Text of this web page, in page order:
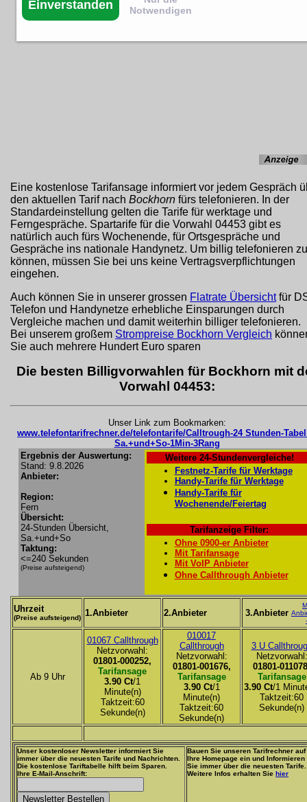
Eine kostenlose Tarifansage informiert vor jedem Gespräch
den aktuellen Tarif nach Bockhorn fürs telefonieren. In der
Standardeinstellung gelten die Tarife für werktage und
Ferngespräche. Spartarife für die Vorwahl 04453 gibt es
natürlich auch fürs Wochenende, für Ortsgespräche und
Gespräche ins nationale Handynetz. Um billig telefonieren zu
können, müssen Sie bei uns keine Vertragsverpflichtungen
eingehen.
Auch können Sie in unserer grossen Flatrate Übersichtfür
Telefon und Handynetze erhebliche Einsparungen durch
Vergleiche machen und damit weiterhin billiger telefonieren.
Bei unserem großem Strompreise Bockhorn Vergleich
Sie auch mehrere Hundert Euro sparen
Die besten Billigvorwahlen für Bockhorn mit
Vorwahl 04453:
Unser Link zum Bookmarken:
www.telefontarifrechner.de/telefontarife/Calltrough-24 Stunden-
Sa.+und+So-1Min-3Rang
Ergebnis der Auswertung:
Stand: 9.8.2026
Anbieter:
Region:
Fern
Übersicht:
24-Stunden Übersicht,
Sa.+und+So
Taktung:
<=240 Sekunden
(Preise aufsteigend)
Weitere 24-Stundenvergleiche!
Festnetz-Tarife für Werktage
Handy-Tarife für Werktage
Handy-Tarife für
Wochenende/Feiertag
Tarifanzeige Filter:
Ohne 0900-er Anbieter
Mit Tarifansage
Mit VoIP Anbieter
Ohne Callthrough Anbieter
Uhrzeit
(Preise aufsteigend) 1.Anbieter 2.Anbieter 3.Anbieter
Ab 9 Uhr
01067 Callthrough
Netzvorwahl:
01801-000252,
Tarifansage
3.90 Ct/1
Minute(n)
Taktzeit:60
Sekunde(n)
010017
Callthrough
Netzvorwahl:
01801-001676,
Tarifansage
3.90 Ct/1
Minute(n)
Taktzeit:60
Sekunde(n)
3 U
Netzvorwahl:
01801-
Tarifansage
3.90 Ct/1
Taktzeit:60
Sekunde(n)
Unser kostenloser Newsletter informiert Sie
immer über die neuesten Tarife und Nachrichten.
Die kostenlose Tariftabelle hilft beim Sparen.
Ihre E-Mail-Anschrift:
Bauen Sie unseren Tarifrechner auf
Ihre Homepage ein und Informieren
Sie immer über die neuesten Tarife.
Weitere Infos erhalten Sie hier
Einverstanden
Notwendigen